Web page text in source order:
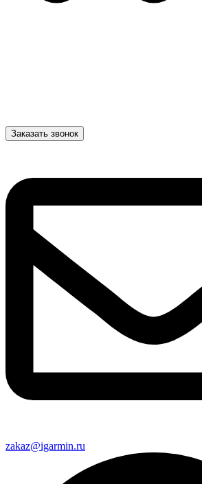
Заказать звонок
zakaz@igarmin.ru